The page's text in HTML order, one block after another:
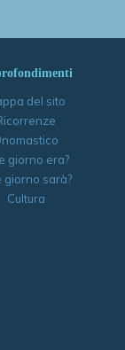
del sito
giorno era?
giorno sarà?
Cultura